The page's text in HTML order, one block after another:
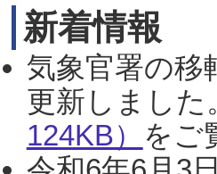
新着情報
気象官署の移
更新しました
124KB） をご